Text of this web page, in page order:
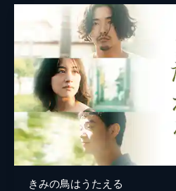
きみの鳥はうたえる